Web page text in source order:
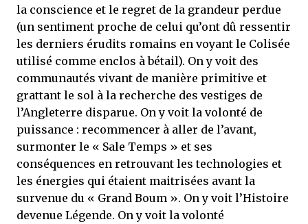
la conscience et le regret de la grandeur perdue
(un sentiment proche de celui qu’ont dû ressentir
les derniers érudits romains en voyant le Colisée
utilisé comme enclos à bétail). On y voit des
communautés vivant de manière primitive et
grattant le sol à la recherche des vestiges de
l’Angleterre disparue. On y voit la volonté de
puissance : recommencer à aller de l’avant,
surmonter le « Sale Temps » et ses
conséquences en retrouvant les technologies et
les énergies qui étaient maitrisées avant la
survenue du « Grand Boum ». On y voit l’Histoire
devenue Légende. On y voit la volonté